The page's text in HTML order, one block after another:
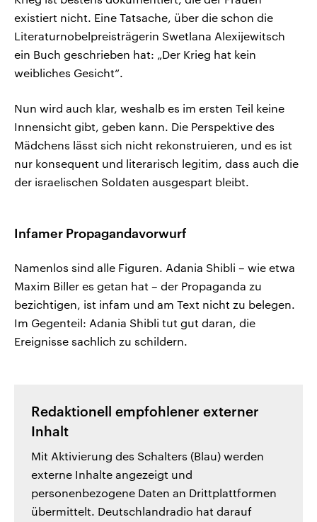
existiert nicht. Eine Tatsache, über die schon die
Literaturnobelpreisträgerin Swetlana Alexijewitsch
ein Buch geschrieben hat: „Der Krieg hat kein
weibliches Gesicht“.
Nun wird auch klar, weshalb es im ersten Teil keine
Innensicht gibt, geben kann. Die Perspektive des
Mädchens lässt sich nicht rekonstruieren, und es ist
nur konsequent und literarisch legitim, dass auch die
der israelischen Soldaten ausgespart bleibt.
Infamer Propagandavorwurf
Namenlos sind alle Figuren. Adania Shibli – wie etwa
Maxim Biller es getan hat – der Propaganda zu
bezichtigen, ist infam und am Text nicht zu belegen.
Im Gegenteil: Adania Shibli tut gut daran, die
Ereignisse sachlich zu schildern.
Redaktionell empfohlener externer
Inhalt
Mit Aktivierung des Schalters (Blau) werden
externe Inhalte angezeigt und
personenbezogene Daten an Drittplattformen
übermittelt. Deutschlandradio hat darauf